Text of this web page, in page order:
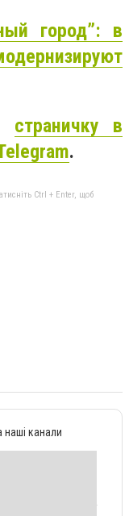
город”: в
страничку в
.
Ctrl + Enter, щоб
наші канали